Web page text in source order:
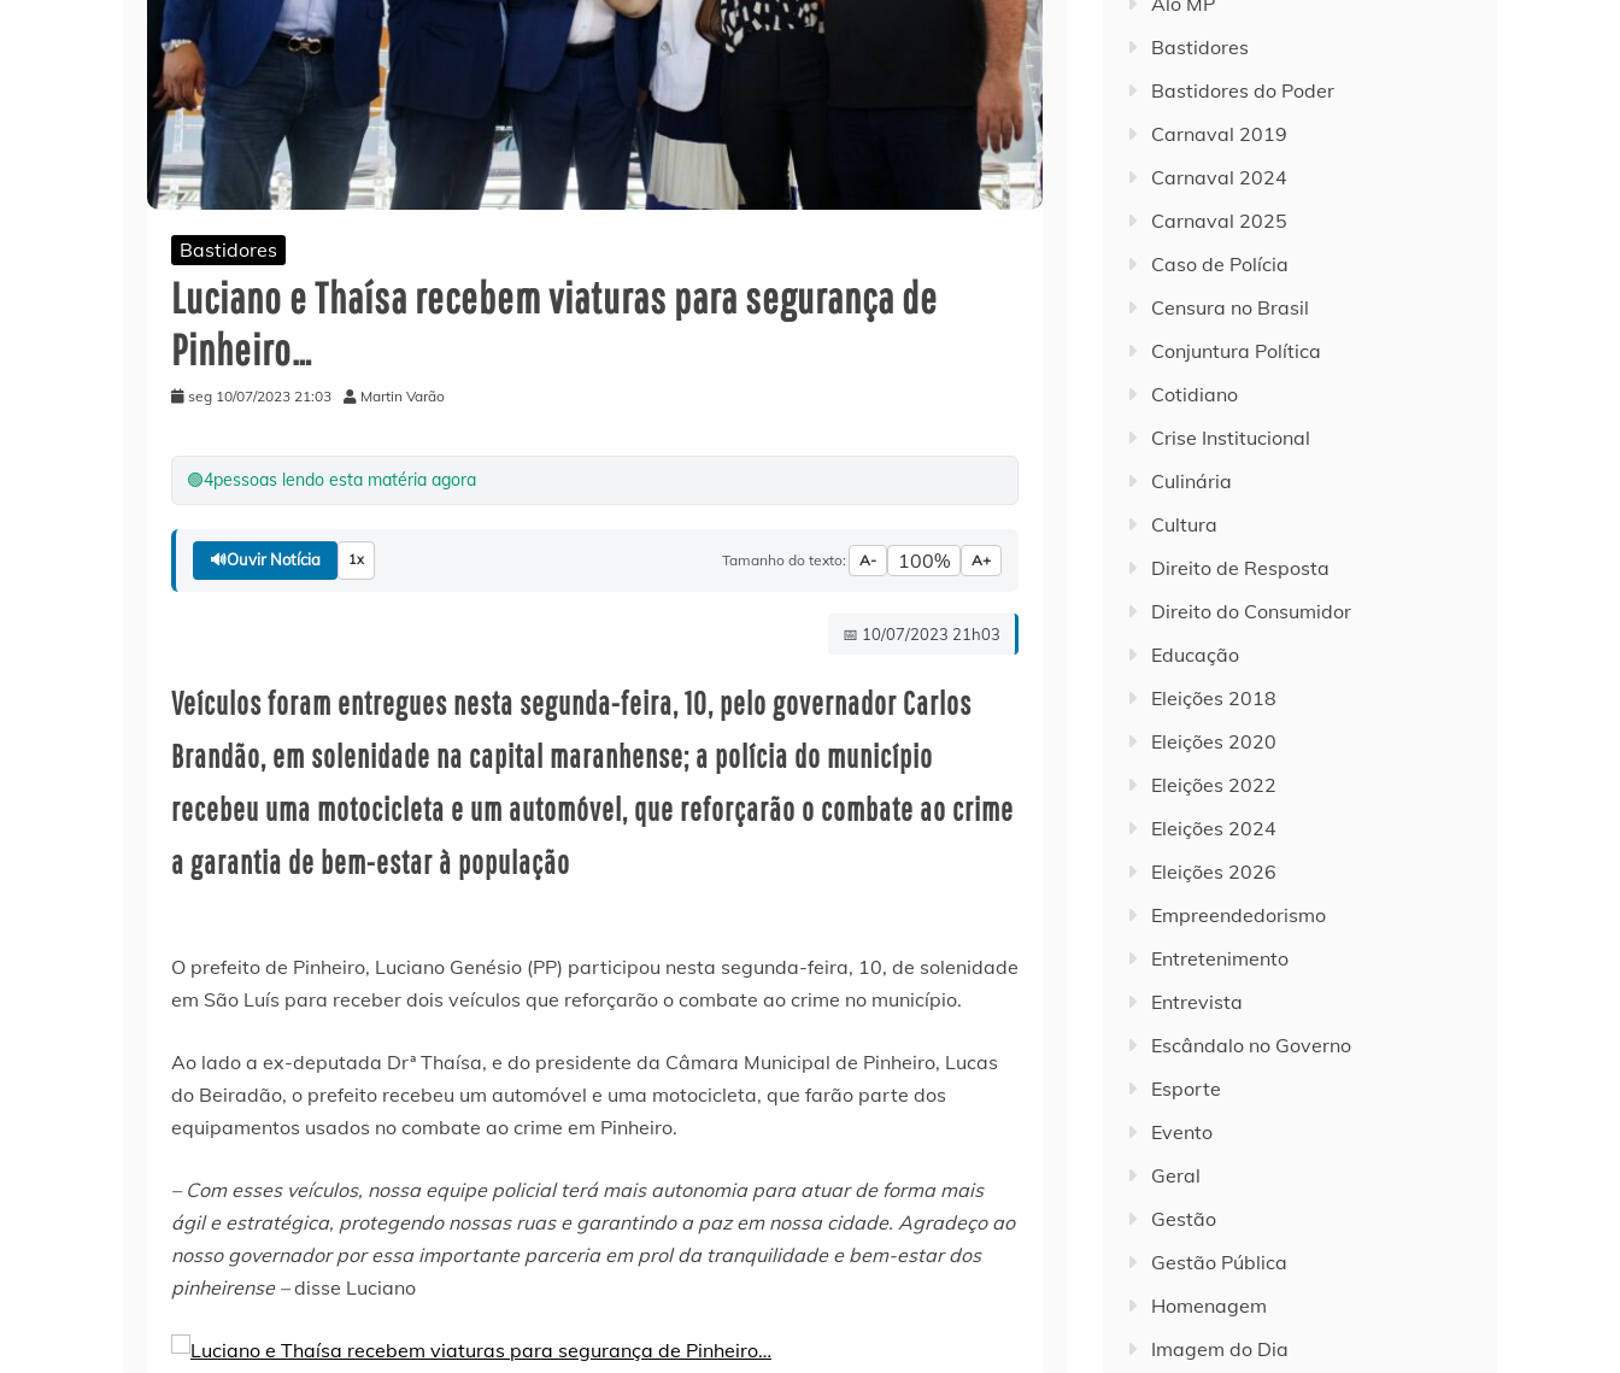
Bastidores
Luciano e Thaísa recebem viaturas para segurança de
Pinheiro…
seg 10/07/2023 21:03 Martin Varão
🟢4pessoas lendo esta matéria agora
🔊Ouvir Notícia 1x Tamanho do texto: A- 100% A+
📅 10/07/2023 21h03
Veículos foram entregues nesta segunda-feira, 10, pelo governador Carlos
Brandão, em solenidade na capital maranhense; a polícia do município
recebeu uma motocicleta e um automóvel, que reforçarão o combate ao crime
a garantia de bem-estar à população
O prefeito de Pinheiro, Luciano Genésio (PP) participou nesta segunda-feira, 10, de solenidade
em São Luís para receber dois veículos que reforçarão o combate ao crime no município.
Ao lado a ex-deputada Drª Thaísa, e do presidente da Câmara Municipal de Pinheiro, Lucas
do Beiradão, o prefeito recebeu um automóvel e uma motocicleta, que farão parte dos
equipamentos usados no combate ao crime em Pinheiro.
– Com esses veículos, nossa equipe policial terá mais autonomia para atuar de forma mais
ágil e estratégica, protegendo nossas ruas e garantindo a paz em nossa cidade. Agradeço ao
nosso governador por essa importante parceria em prol da tranquilidade e bem-estar dos
pinheirense –disse Luciano
Bastidores
Bastidores do Poder
Carnaval 2019
Carnaval 2024
Carnaval 2025
Caso de Polícia
Censura no Brasil
Conjuntura Política
Cotidiano
Crise Institucional
Culinária
Cultura
Direito de Resposta
Direito do Consumidor
Educação
Eleições 2018
Eleições 2020
Eleições 2022
Eleições 2024
Eleições 2026
Empreendedorismo
Entretenimento
Entrevista
Escândalo no Governo
Esporte
Evento
Geral
Gestão
Gestão Pública
Homenagem
Imagem do Dia